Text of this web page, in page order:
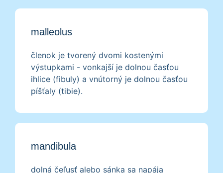
malleolus
členok je tvorený dvomi kostenými
výstupkami - vonkajší je dolnou časťou
ihlice (fibuly) a vnútorný je dolnou časťou
píšťaly (tibie).
mandibula
dolná čeľusť alebo sánka sa napája